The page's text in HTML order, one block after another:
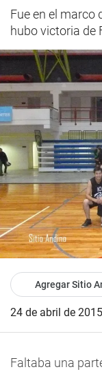
Fue en el marco
hubo victoria de
Agregar Sitio
24 de abril de
Faltaba una